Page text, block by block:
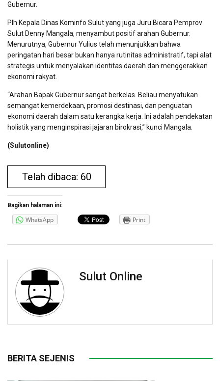
Gubernur.
Plh Kepala Dinas Kominfo Sulut yang juga Juru Bicara Pemprov
Sulut Denny Mangala, menyambut positif arahan Gubernur.
Menurutnya, Gubernur Yulius telah menunjukkan bahwa
peringatan hari besar bukan hanya rutinitas administratif, tapi alat
strategis untuk menyalakan identitas daerah dan menggerakkan
ekonomi rakyat.
“Arahan Bapak Gubernur sangat berkelas. Beliau menyatukan
semangat kemerdekaan, promosi destinasi, dan penguatan
ekonomi daerah dalam satu kerangka kerja. Ini adalah pendekatan
holistik yang menginspirasi jajaran birokrasi,” kunci Mangala.
(Sulutonline)
Telah dibaca: 60
Bagikan halaman ini:
WhatsApp Print
Sulut Online
BERITA SEJENIS